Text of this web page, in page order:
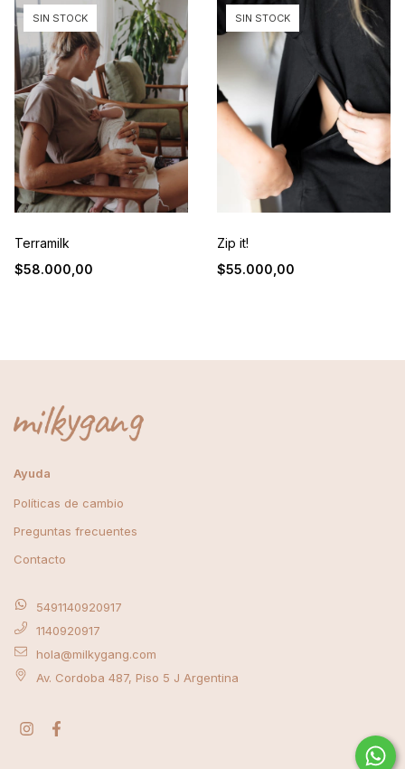
SIN STOCK
Terramilk
$58.000,00
SIN STOCK
Zip it!
$55.000,00
Ayuda
Políticas de cambio
Preguntas frecuentes
Contacto
5491140920917
1140920917
hola@milkygang.com
Av. Cordoba 487, Piso 5 J Argentina